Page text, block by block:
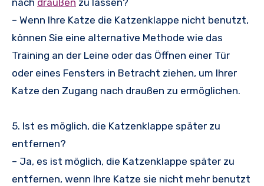
nach draußen zu lassen?
– Wenn Ihre Katze die Katzenklappe nicht benutzt,
können Sie eine alternative Methode wie das
Training an der Leine oder das Öffnen einer Tür
oder eines Fensters in Betracht ziehen, um Ihrer
Katze den Zugang nach draußen zu ermöglichen.
5. Ist es möglich, die Katzenklappe später zu
entfernen?
– Ja, es ist möglich, die Katzenklappe später zu
entfernen, wenn Ihre Katze sie nicht mehr benutzt